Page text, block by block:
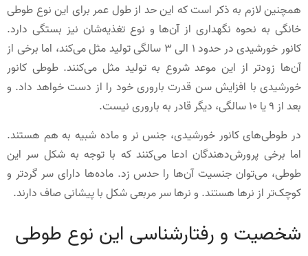
همچنین لازم به ذکر است که این حد از طول عمر برای این نوع طوطی
خانگی به نحوه نگهداری از آن‌ها و نوع تغذیه‌شان نیز بستگی دارد.
کانور خورشیدی در حدود 1 الی 3 سالگی تولید مثل می‌کند، اما برخی از
آن‌ها زودتر از این موعد شروع به تولید مثل می‌کنند. طوطی کانور
خورشیدی با افزایش سن قدرت باروری خود را از دست خواهد داد. و
بعد از 9 یا 10 سالگی، دیگر قادر به باروری نیست.
در طوطی‌های کانور خورشیدی، جنس نر و ماده شبیه به هم هستند.
اما برخی پرورش‌دهندگان ادعا می‌کنند که با توجه به شکل سر این
طوطی، می‌توان جنسیت آن‌ها را حدس زد. ماده‌ها دارای سر گردتر و
کوچک‌تر از نرها هستند. و نرها سر مربعی شکل با پیشانی صاف دارند.
شخصیت و رفتارشناسی این نوع طوطی